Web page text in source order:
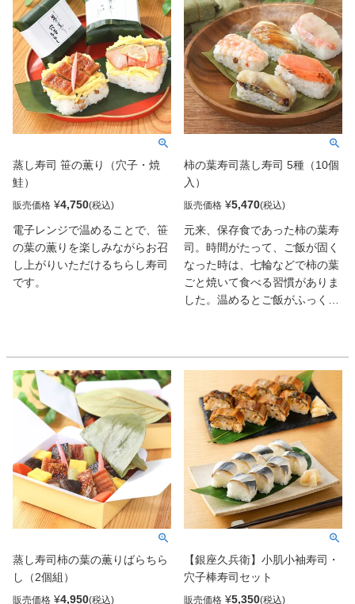
族皆様でお愉しみください。
蒸し寿司 笹の薫り（穴子・焼
鮭）
販売価格 ¥4,750
電子レンジで温めることで、笹
の葉の薫りを楽しみながらお召
し上がりいただけるちらし寿司
です。
柿の葉寿司蒸し寿司 5種（10個
入）
販売価格 ¥5,470
元来、保存食であった柿の葉寿
司。時間がたって、ご飯が固く
なった時は、七輪などで柿の葉
ごと焼いて食べる習慣がありま
した。温めるとご飯がふっくら
蒸し寿司柿の葉の薫りばらちら
し（2個組）
販売価格 ¥4,950
【銀座久兵衛】小肌小袖寿司・
穴子棒寿司セット
販売価格 ¥5,350